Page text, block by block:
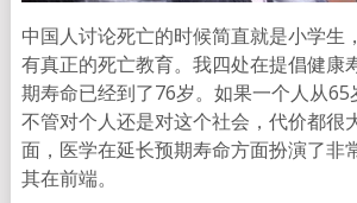
中国人讨论死亡的时候简直就是小学生
有真正的死亡教育。我四处在提倡健康
期寿命已经到了76岁。如果一个人从65
不管对个人还是对这个社会，代价都很
面，医学在延长预期寿命方面扮演了非
其在前端。